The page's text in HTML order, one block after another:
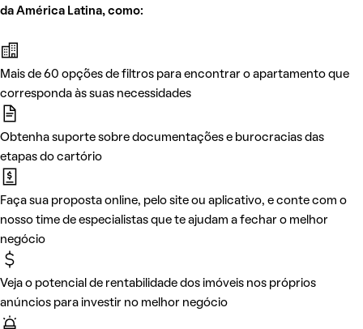
da América Latina, como:
Mais de 60 opções de filtros para encontrar o apartamento que
corresponda às suas necessidades
Obtenha suporte sobre documentações e burocracias das
etapas do cartório
Faça sua proposta online, pelo site ou aplicativo, e conte com o
nosso time de especialistas que te ajudam a fechar o melhor
negócio
Veja o potencial de rentabilidade dos imóveis nos próprios
anúncios para investir no melhor negócio